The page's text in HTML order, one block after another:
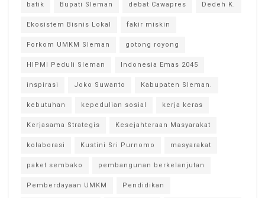
batik Bupati Sleman debat Cawapres Dedeh K.
Ekosistem Bisnis Lokal fakir miskin
Forkom UMKM Sleman gotong royong
HIPMI Peduli Sleman Indonesia Emas 2045
inspirasi Joko Suwanto Kabupaten Sleman.
kebutuhan kepedulian sosial kerja keras
Kerjasama Strategis Kesejahteraan Masyarakat
kolaborasi Kustini Sri Purnomo masyarakat
paket sembako pembangunan berkelanjutan
Pemberdayaan UMKM Pendidikan